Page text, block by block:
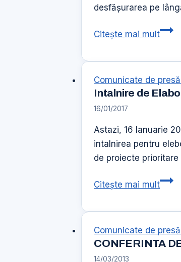
desfășurarea pe
Citește mai multCurtea
Comunicate de
Intalnire de
16/01/2017
Astazi, 16 Ianuarie
intalnirea pentru
de proiecte
Citește mai mult
Comunicate de
CONFERINTA
14/03/2013